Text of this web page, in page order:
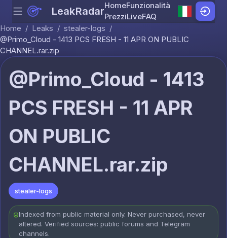
Skip to content
Menu LeakRadarHomeFunzionalità
PrezziLiveFAQ
Home / Leaks / stealer-logs /
@Primo_Cloud - 1413 PCS FRESH - 11 APR ON PUBLIC
CHANNEL.rar.zip
@Primo_Cloud - 1413
PCS FRESH - 11 APR
ON PUBLIC
CHANNEL.rar.zip
stealer-logs
Indexed from public material only. Never purchased, never
altered. Verified sources: public forums and Telegram
channels.